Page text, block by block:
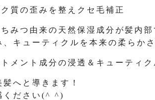
質の歪みを整えクセ毛補正
みつ由来の天然保湿成分が髪内
キューティクルを本来の柔らかさ
メント成分の浸透＆キューティク
へと導きます！
ください(^ ^)